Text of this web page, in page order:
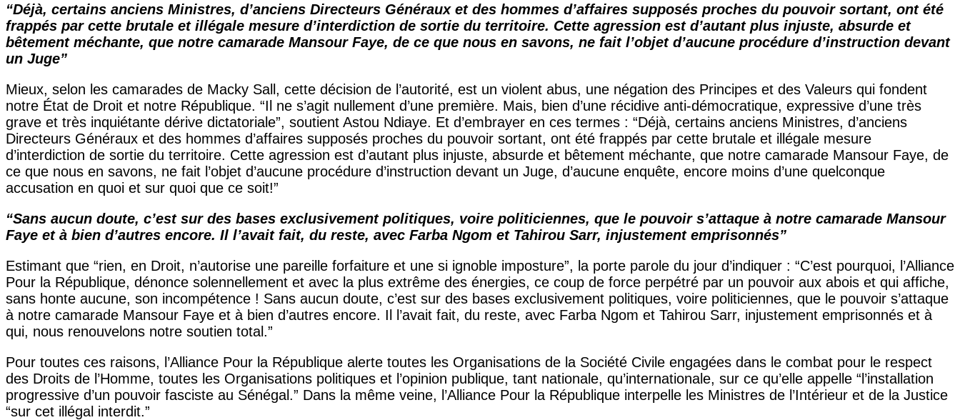
“Déjà, certains anciens Ministres, d’anciens Directeurs Généraux et des hommes d’affaires supposés proches du pouvoir sortant, ont été
frappés par cette brutale et illégale mesure d’interdiction de sortie du territoire. Cette agression est d’autant plus injuste, absurde et
bêtement méchante, que notre camarade Mansour Faye, de ce que nous en savons, ne fait l’objet d’aucune procédure d’instruction devant
un Juge”
Mieux, selon les camarades de Macky Sall, cette décision de l’autorité, est un violent abus, une négation des Principes et des Valeurs qui fondent
notre État de Droit et notre République. “Il ne s’agit nullement d’une première. Mais, bien d’une récidive anti-démocratique, expressive d’une très
grave et très inquiétante dérive dictatoriale”, soutient Astou Ndiaye. Et d’embrayer en ces termes : “Déjà, certains anciens Ministres, d’anciens
Directeurs Généraux et des hommes d’affaires supposés proches du pouvoir sortant, ont été frappés par cette brutale et illégale mesure
d’interdiction de sortie du territoire. Cette agression est d’autant plus injuste, absurde et bêtement méchante, que notre camarade Mansour Faye, de
ce que nous en savons, ne fait l’objet d’aucune procédure d’instruction devant un Juge, d’aucune enquête, encore moins d’une quelconque
accusation en quoi et sur quoi que ce soit!”
“Sans aucun doute, c’est sur des bases exclusivement politiques, voire politiciennes, que le pouvoir s’attaque à notre camarade Mansour
Faye et à bien d’autres encore. Il l’avait fait, du reste, avec Farba Ngom et Tahirou Sarr, injustement emprisonnés”
Estimant que “rien, en Droit, n’autorise une pareille forfaiture et une si ignoble imposture”, la porte parole du jour d’indiquer : “C’est pourquoi, l’Alliance
Pour la République, dénonce solennellement et avec la plus extrême des énergies, ce coup de force perpétré par un pouvoir aux abois et qui affiche,
sans honte aucune, son incompétence ! Sans aucun doute, c’est sur des bases exclusivement politiques, voire politiciennes, que le pouvoir s’attaque
à notre camarade Mansour Faye et à bien d’autres encore. Il l’avait fait, du reste, avec Farba Ngom et Tahirou Sarr, injustement emprisonnés et à
qui, nous renouvelons notre soutien total.”
Pour toutes ces raisons, l’Alliance Pour la République alerte toutes les Organisations de la Société Civile engagées dans le combat pour le respect
des Droits de l’Homme, toutes les Organisations politiques et l’opinion publique, tant nationale, qu’internationale, sur ce qu’elle appelle “l’installation
progressive d’un pouvoir fasciste au Sénégal.” Dans la même veine, l’Alliance Pour la République interpelle les Ministres de l’Intérieur et de la Justice
“sur cet illégal interdit.”